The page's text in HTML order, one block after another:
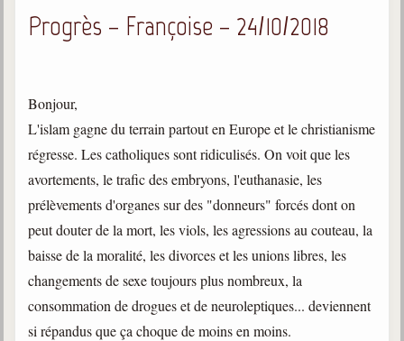
Progrès – Françoise – 24/10/2018
Bonjour,
L'islam gagne du terrain partout en Europe et le christianisme
régresse. Les catholiques sont ridiculisés. On voit que les
avortements, le trafic des embryons, l'euthanasie, les
prélèvements d'organes sur des "donneurs" forcés dont on
peut douter de la mort, les viols, les agressions au couteau, la
baisse de la moralité, les divorces et les unions libres, les
changements de sexe toujours plus nombreux, la
consommation de drogues et de neuroleptiques... deviennent
si répandus que ça choque de moins en moins.